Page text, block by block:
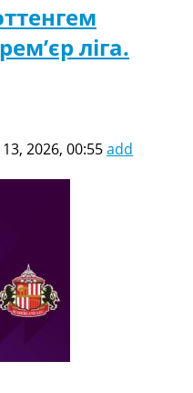
ліга.
13, 2026, 00:55add